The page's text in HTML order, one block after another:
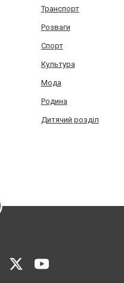
Транспорт
Розваги
Спорт
Культура
Мода
Родина
Дитячий розділ